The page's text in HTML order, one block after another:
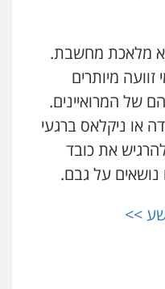
מלאכת מחשבת.
מיותרים
של המרואיינים.
או ניקלאס ברגעי
את כובד
על גבם.
>>